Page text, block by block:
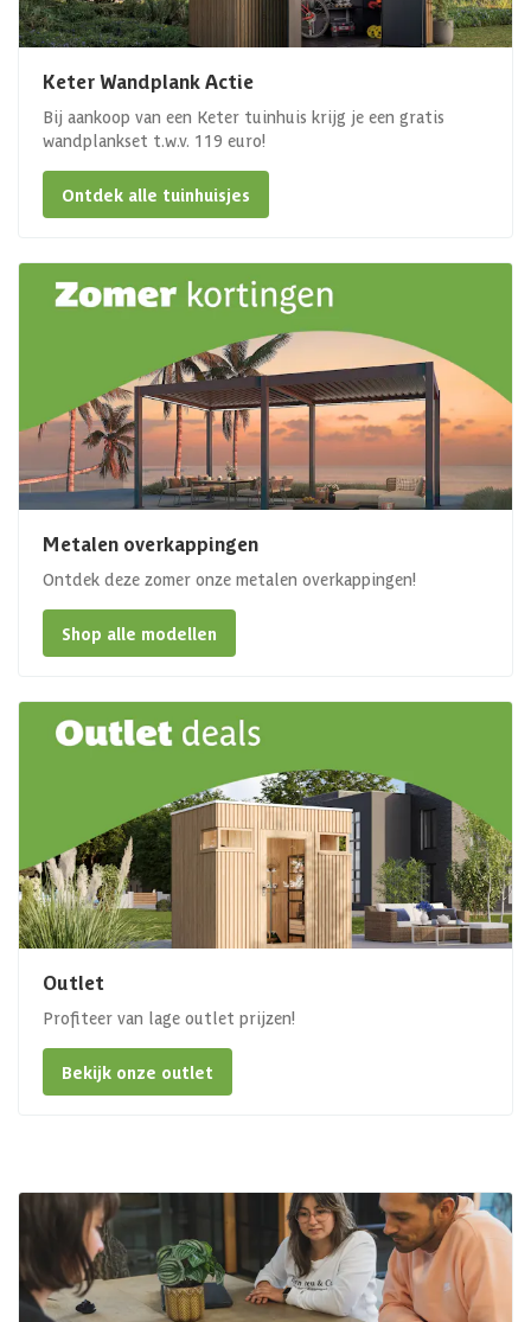
Keter Wandplank Actie
Bij aankoop van een Keter tuinhuis krijg je een gratis
wandplankset t.w.v. 119 euro!
Ontdek alle tuinhuisjes
Metalen overkappingen
Ontdek deze zomer onze metalen overkappingen!
Shop alle modellen
Outlet
Profiteer van lage outlet prijzen!
Bekijk onze outlet